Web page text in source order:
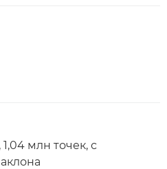
млн точек, с